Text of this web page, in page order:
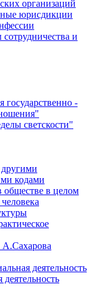
организаций
юрисдикции
и
-
светскости"
кодами
обществе в целом
деятельность